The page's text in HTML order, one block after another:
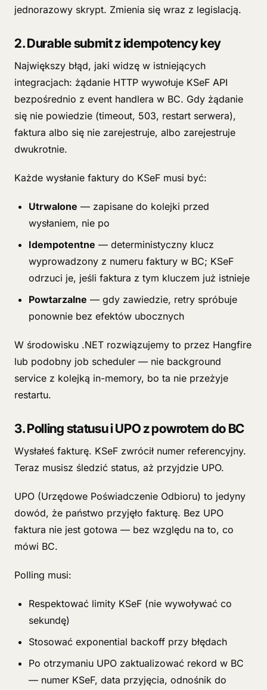
jednorazowy skrypt. Zmienia się wraz z legislacją.
2. Durable submit z idempotency key
Największy błąd, jaki widzę w istniejących
integracjach: żądanie HTTP wywołuje KSeF API
bezpośrednio z event handlera w BC. Gdy żądanie
się nie powiedzie (timeout, 503, restart serwera),
faktura albo się nie zarejestruje, albo zarejestruje
dwukrotnie.
Każde wysłanie faktury do KSeF musi być:
Utrwalone — zapisane do kolejki przed
wysłaniem, nie po
Idempotentne — deterministyczny klucz
wyprowadzony z numeru faktury w BC; KSeF
odrzuci je, jeśli faktura z tym kluczem już istnieje
Powtarzalne — gdy zawiedzie, retry spróbuje
ponownie bez efektów ubocznych
W środowisku .NET rozwiązujemy to przez Hangfire
lub podobny job scheduler — nie background
service z kolejką in-memory, bo ta nie przeżyje
restartu.
3. Polling statusu i UPO z powrotem do BC
Wysłałeś fakturę. KSeF zwrócił numer referencyjny.
Teraz musisz śledzić status, aż przyjdzie UPO.
UPO (Urzędowe Poświadczenie Odbioru) to jedyny
dowód, że państwo przyjęło fakturę. Bez UPO
faktura nie jest gotowa — bez względu na to, co
mówi BC.
Polling musi:
Respektować limity KSeF (nie wywoływać co
sekundę)
Stosować exponential backoff przy błędach
Po otrzymaniu UPO zaktualizować rekord w BC
— numer KSeF, data przyjęcia, odnośnik do